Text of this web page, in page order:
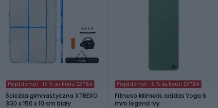
Papildomai -15 % su kodu EXTRA
Ścieżka gimnastyczna XTREXO
300 x 150 x 10 cm biały
Papildomai -5 % su kodu EXTRA
Fitneso kilimėlis adidas Yoga 6
mm legend ivy